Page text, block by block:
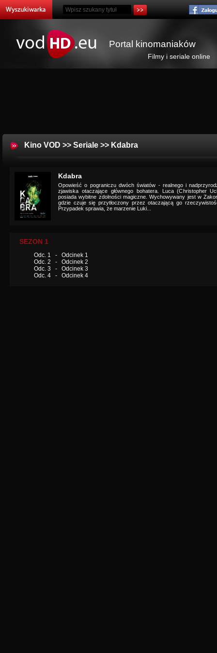
Portal kinomaniaków
Filmy i seriale online
Kino VOD >> Seriale >> Kdabra
Kdabra
Opowieść o pograniczu dwóch światów - realnego i
zjawiska otaczające głównego bohatera. Luca (Christopher
posiada wybitne zdolności magiczne. Wychowywany jest w
gdzie czuje się przytłoczony przez otaczającą go
Przypadek sprawia, że marzenie Luki...
SEZON 1
Odc. 1 - Odcinek 1
Odc. 2 - Odcinek 2
Odc. 3 - Odcinek 3
Odc. 4 - Odcinek 4